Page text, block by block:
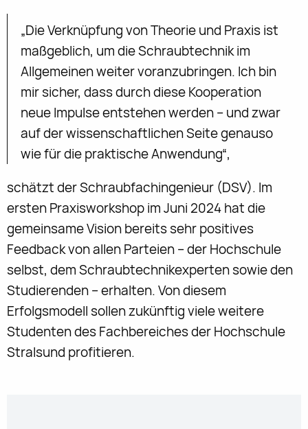
„Die Verknüpfung von Theorie und Praxis ist
maßgeblich, um die Schraubtechnik im
Allgemeinen weiter voranzubringen. Ich bin
mir sicher, dass durch diese Kooperation
neue Impulse entstehen werden – und zwar
auf der wissenschaftlichen Seite genauso
wie für die praktische Anwendung“,
schätzt der Schraubfachingenieur (DSV). Im
ersten Praxisworkshop im Juni 2024 hat die
gemeinsame Vision bereits sehr positives
Feedback von allen Parteien – der Hochschule
selbst, dem Schraubtechnikexperten sowie den
Studierenden – erhalten. Von diesem
Erfolgsmodell sollen zukünftig viele weitere
Studenten des Fachbereiches der Hochschule
Stralsund profitieren.